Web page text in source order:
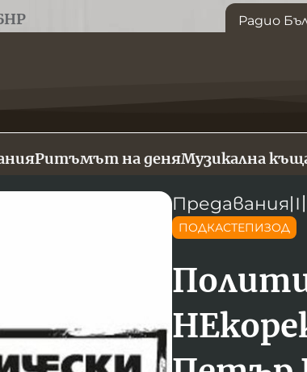
Радио
Ритъмът на деняМузикална
Предавания〣
ПОДКАСТЕПИЗОД